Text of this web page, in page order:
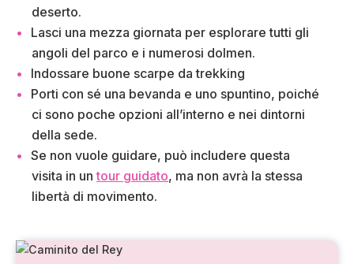
deserto.
Lasci una mezza giornata per esplorare tutti gli
angoli del parco e i numerosi dolmen.
Indossare buone scarpe da trekking
Porti con sé una bevanda e uno spuntino, poiché
ci sono poche opzioni all’interno e nei dintorni
della sede.
Se non vuole guidare, può includere questa
visita in untour guidato, ma non avrà la stessa
libertà di movimento.